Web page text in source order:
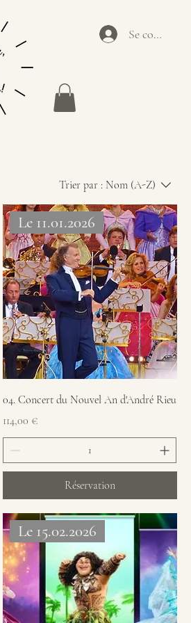
Se connecter
Trier par : Nom (A-Z)
Le 11.01.2026
04. Concert du Nouvel An d'André Rieu
Prix
114,00 €
Réservation
Le 15.02.2026